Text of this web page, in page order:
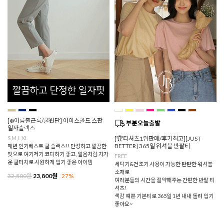
[❄️여름출근룩/쿨원단] 아이스콜드 스판
일자슬랙스
S,M,L,XL
매년 인기베스트 쿨 슬랙스!! 단정하고 깔끔한
핏으로 여기저기 코디하기 좋고, 얼음처럼 차가
운 쿨터치로 시원하게 입기 좋은 아이템
32,500원23,800원 27%
[🏆티셔츠1위판매/후기최고][JUST
BETTER] 365일 워셔블 반팔티
FREE
세탁기&건조기 사용이 가능한 탄탄한 워셔블
소재로
여러분들의 시간을 절약해주는 간편한 반팔 티
셔츠!
색감 예쁜 기본티로 365일 1년 내내 돌려 입기
좋아요~